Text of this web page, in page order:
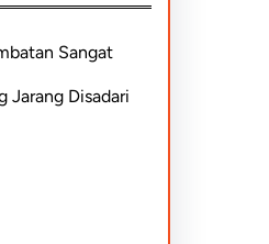
Sangat
Jarang Disadari